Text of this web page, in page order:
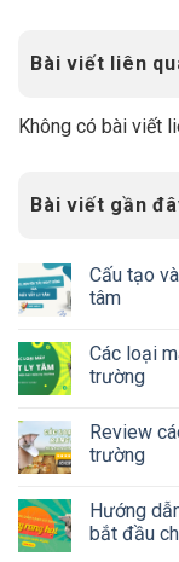
Bài viết liên
Không có bài viết
Bài viết gần
Cấu tạo
tâm
Các loại
trường
Review
trường
Hướng
bắt đầu